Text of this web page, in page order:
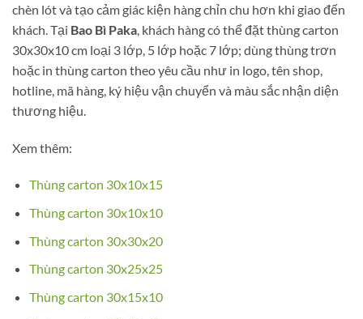
chèn lót và tạo cảm giác kiện hàng chỉn chu hơn khi giao đến
khách. Tại Bao Bì Paka , khách hàng có thể đặt thùng carton
30x30x10 cm loại 3 lớp, 5 lớp hoặc 7 lớp; dùng thùng trơn
hoặc in thùng carton theo yêu cầu như in logo, tên shop,
hotline, mã hàng, ký hiệu vận chuyển và màu sắc nhận diện
thương hiệu.
Xem thêm:
Thùng carton 30x10x15
Thùng carton 30x10x10
Thùng carton 30x30x20
Thùng carton 30x25x25
Thùng carton 30x15x10